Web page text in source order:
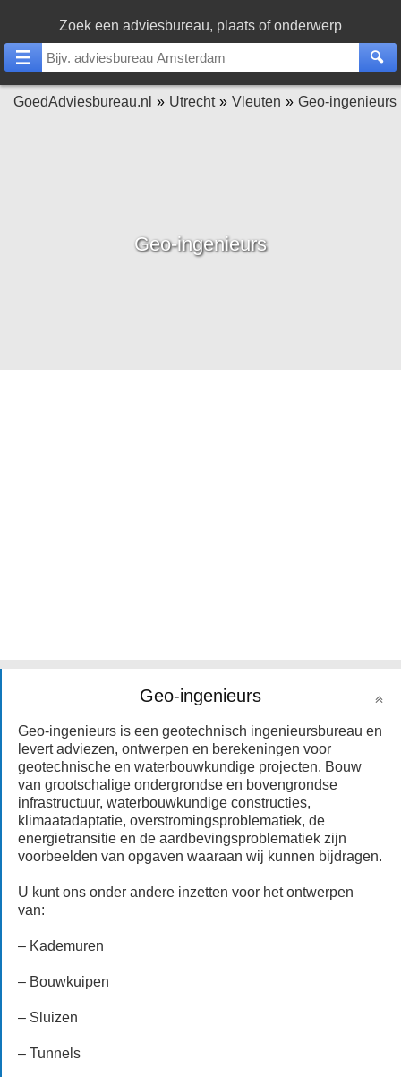
Zoek een adviesbureau, plaats of onderwerp
GoedAdviesbureau.nl Utrecht Vleuten Geo-ingenieurs
Geo-ingenieurs
Geo-ingenieurs
Geo‑ingenieurs is een geotechnisch ingenieursbureau en
levert adviezen, ontwerpen en berekeningen voor
geotechnische en waterbouwkundige projecten. Bouw
van grootschalige ondergrondse en bovengrondse
infrastructuur, waterbouwkundige constructies,
klimaatadaptatie, overstromingsproblematiek, de
energietransitie en de aardbevingsproblematiek zijn
voorbeelden van opgaven waaraan wij kunnen bijdragen.
U kunt ons onder andere inzetten voor het ontwerpen
van:
– Kademuren
– Bouwkuipen
– Sluizen
– Tunnels